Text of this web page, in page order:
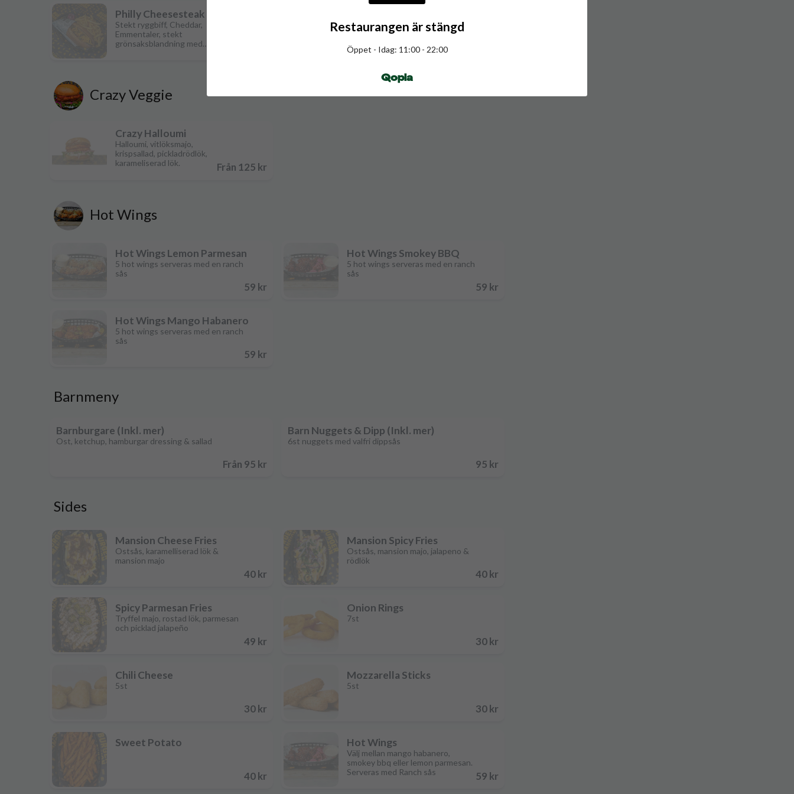
Philly Cheesesteak
Stekt ryggbiff, Cheddar,
Emmentaler, stekt
grönsaksblandning med
Crazy Veggie
Crazy Halloumi
Halloumi, vitlöksmajo,
krispsallad, pickladrödlök,
karameliserad lök.
Från 125 kr
Hot Wings
Hot Wings Lemon Parmesan
5 hot wings serveras med en ranch
sås
59 kr
Hot Wings Smokey BBQ
5 hot wings serveras med en ranch
sås
59 kr
Hot Wings Mango Habanero
5 hot wings serveras med en ranch
sås
59 kr
Barnmeny
Barnburgare (Inkl. mer)
Ost, ketchup, hamburgar dressing & sallad
Från 95 kr
Barn Nuggets & Dipp (Inkl. mer)
6st nuggets med valfri dippsås
95 kr
Sides
Mansion Cheese Fries
Ostsås, karamelliserad lök &
mansion majo
40 kr
Mansion Spicy Fries
Ostsås, mansion majo, jalapeno &
rödlök
40 kr
Spicy Parmesan Fries
Tryffel majo, rostad lök, parmesan
och picklad jalapeño
49 kr
Onion Rings
7st
30 kr
Chili Cheese
5st
30 kr
Mozzarella Sticks
5st
30 kr
Sweet Potato
40 kr
Hot Wings
Välj mellan mango habanero,
smokey bbq eller lemon parmesan.
Serveras med Ranch sås
59 kr
Restaurangen är stängd
Öppet - Idag: 11:00 - 22:00
Qopla